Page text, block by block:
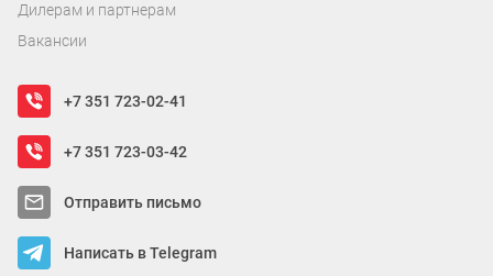
Дилерам и партнерам
Вакансии
+7 351 723-02-41
+7 351 723-03-42
Отправить письмо
Написать в Telegram